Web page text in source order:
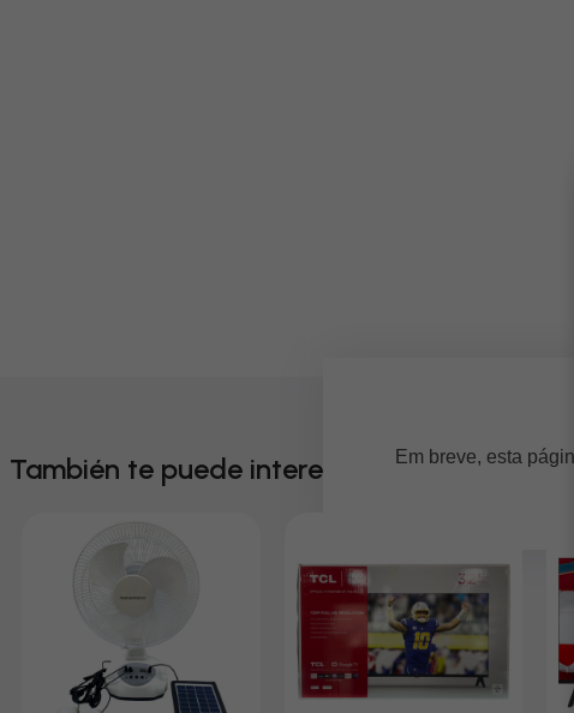
También te puede interesar
Em breve, esta